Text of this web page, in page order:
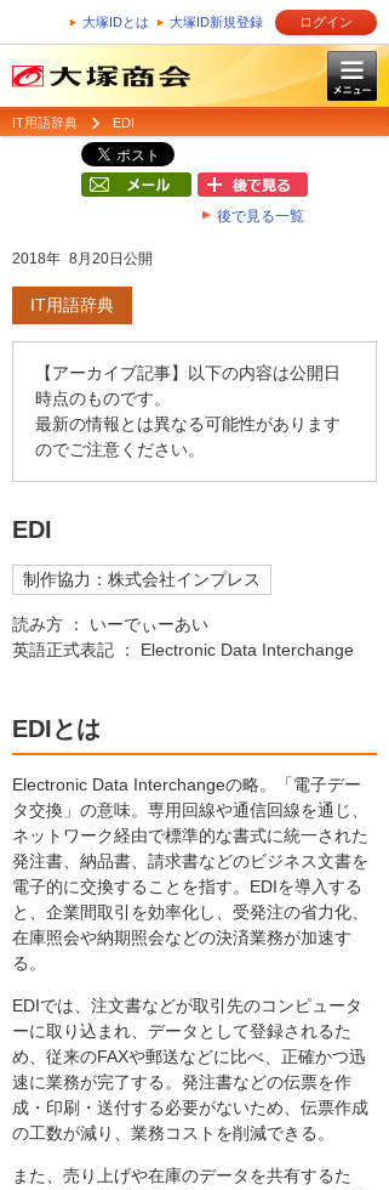
大塚IDとは 大塚ID新規登録 ログイン
IT用語辞典 EDI
後で見る一覧
2018年 8月20日公開
IT用語辞典
【アーカイブ記事】以下の内容は公開日
時点のものです。
最新の情報とは異なる可能性があります
のでご注意ください。
EDI
制作協力：株式会社インプレス
読み方 ： いーでぃーあい
英語正式表記 ： Electronic Data Interchange
EDIとは
Electronic Data Interchangeの略。「電子デー
タ交換」の意味。専用回線や通信回線を通じ、
ネットワーク経由で標準的な書式に統一された
発注書、納品書、請求書などのビジネス文書を
電子的に交換することを指す。EDIを導入する
と、企業間取引を効率化し、受発注の省力化、
在庫照会や納期照会などの決済業務が加速す
る。
EDIでは、注文書などが取引先のコンピュータ
ーに取り込まれ、データとして登録されるた
め、従来のFAXや郵送などに比べ、正確かつ迅
速に業務が完了する。発注書などの伝票を作
成・印刷・送付する必要がないため、伝票作成
の工数が減り、業務コストを削減できる。
また、売り上げや在庫のデータを共有するた